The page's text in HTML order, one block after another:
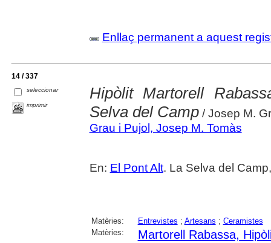
Enllaç permanent a aquest
14 / 337
seleccionar
imprimir
Hipòlit Martorell
Selva del Camp/ Josep M.
Grau i Pujol, Josep M. Tomàs
En: El Pont Alt. La Selva del
Matèries: Entrevistes ; Artesans ; Ceramistes
Matèries:
Martorell Rabassa,